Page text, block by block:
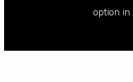
option in